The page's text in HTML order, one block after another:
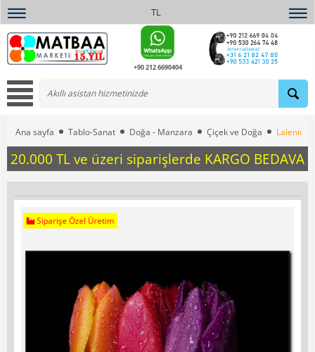
TL
+90 212 6690404
Ana sayfa Tablo-Sanat Doğa - Manzara Çiçek ve Doğa Lalenin
20.000 TL ve üzeri siparişlerde KARGO BEDAVA
Siparişe Özel Üretim